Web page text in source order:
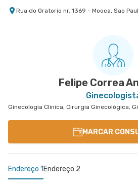
Rua do Oratorio nr. 1369 - Mooca, Sao
Felipe Correa
MARCAR
Endereço 1 Endereço 2